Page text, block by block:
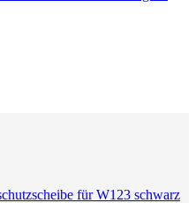
für W123 schwarz